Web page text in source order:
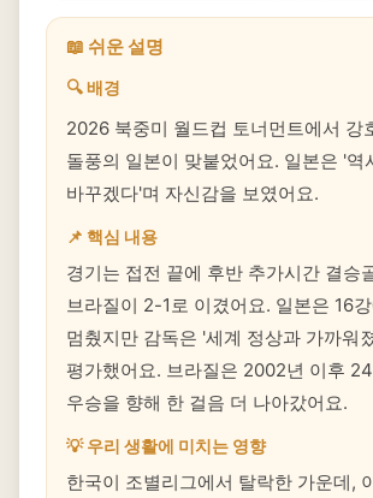
📖 쉬운 설명
🔍 배경
2026 북중미 월드컵 토너먼트에서 강
돌풍의 일본이 맞붙었어요. 일본은 '역
바꾸겠다'며 자신감을 보였어요.
📌 핵심 내용
경기는 접전 끝에 후반 추가시간 결승
브라질이 2-1로 이겼어요. 일본은 16
멈췄지만 감독은 '세계 정상과 가까워
평가했어요. 브라질은 2002년 이후
우승을 향해 한 걸음 더 나아갔어요.
💡 우리 생활에 미치는 영향
한국이 조별리그에서 탈락한 가운데,